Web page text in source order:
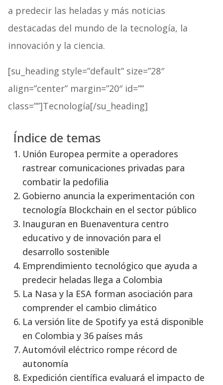
a predecir las heladas y más noticias
destacadas del mundo de la tecnología, la
innovación y la ciencia.
[su_heading style=”default” size=”28″
align=”center” margin=”20″ id=””
class=””]Tecnología[/su_heading]
Índice de temas
Unión Europea permite a operadores
rastrear comunicaciones privadas para
combatir la pedofilia
Gobierno anuncia la experimentación con
tecnología Blockchain en el sector público
Inauguran en Buenaventura centro
educativo y de innovación para el
desarrollo sostenible
Emprendimiento tecnológico que ayuda a
predecir heladas llega a Colombia
La Nasa y la ESA forman asociación para
comprender el cambio climático
La versión lite de Spotify ya está disponible
en Colombia y 36 países más
Automóvil eléctrico rompe récord de
autonomía
Expedición científica evaluará el impacto de